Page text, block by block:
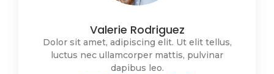
Valerie Rodriguez
Dolor sit amet, adipiscing elit. Ut elit tellus,
luctus nec ullamcorper mattis, pulvinar
dapibus leo.